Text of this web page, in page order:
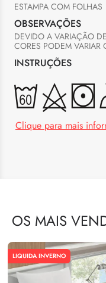
ESTAMPA COM FOLHAS
OBSERVAÇÕES
DEVIDO A VARIAÇÃO
CORES PODEM VARIAR
INSTRUÇÕES
Clique para mais
OS MAIS
LIQUIDA INVERNO